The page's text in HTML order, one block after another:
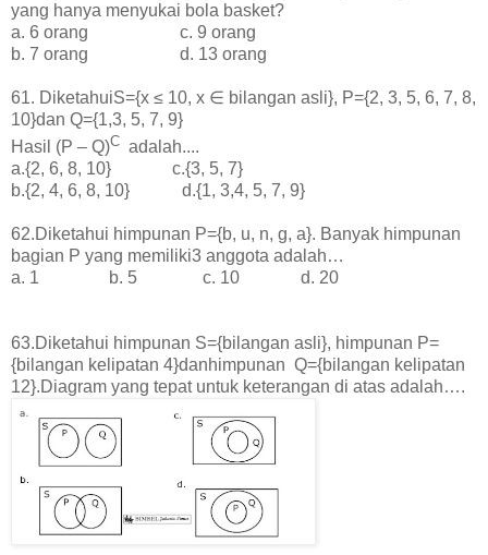
yang hanya menyukai bola basket?
a. 6 orang c. 9 orang
b. 7 orang d. 13 orang
61. DiketahuiS={x ≤ 10, x ∈ bilangan asli}, P={2, 3, 5, 6, 7, 8,
10}dan Q={1,3, 5, 7, 9}
Hasil (P – Q)C adalah....
a.{2, 6, 8, 10} c.{3, 5, 7}
b.{2, 4, 6, 8, 10} d.{1, 3,4, 5, 7, 9}
62.Diketahui himpunan P={b, u, n, g, a}. Banyak himpunan
bagian P yang memiliki3 anggota adalah…
a. 1 b. 5 c. 10 d. 20
63.Diketahui himpunan S={bilangan asli}, himpunan P=
{bilangan kelipatan 4}danhimpunan Q={bilangan kelipatan
12}.Diagram yang tepat untuk keterangan di atas adalah….